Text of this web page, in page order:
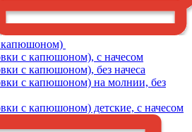
капюшоном)
c капюшоном), с начесом
c капюшоном), без начеса
с капюшоном) на молнии, без
c капюшоном) детские, с начесом